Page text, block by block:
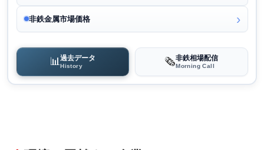
非鉄金属市場価格
📊過去データ
History 🗞️非鉄相場配信
Morning Call